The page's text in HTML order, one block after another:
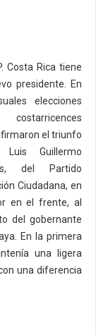
Costa Rica tiene
presidente. En
elecciones
costarricences
el triunfo
Guillermo
del Partido
Ciudadana, en
en el frente, al
del gobernante
En la primera
una ligera
una diferencia